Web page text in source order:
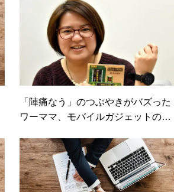
「Yahoo! 防災速報」（日経DUAL）
「陣痛なう」のつぶやきがバズった
ワーママ、モバイルガジェットの魅